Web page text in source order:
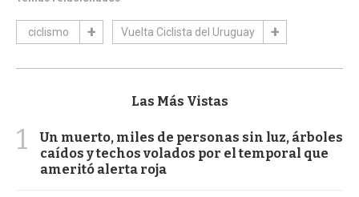
ciclismo Vuelta Ciclista del Uruguay
Las Más Vistas
1
Un muerto, miles de personas sin luz, árboles
caídos y techos volados por el temporal que
ameritó alerta roja